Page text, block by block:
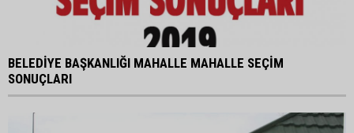
BELEDİYE BAŞKANLIĞI MAHALLE MAHALLE SEÇİM
SONUÇLARI